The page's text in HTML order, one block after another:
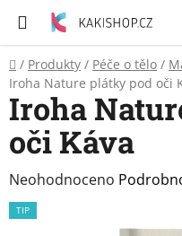
obsah
Zubní
pasty
Péče
o
tělo
Svíčky
Domů
/ Produkty / Péče o tělo /
Iroha Nature plátky pod oči
Iroha
oči Káva
Průměrné
hodnocení
Neohodnoceno
TIP